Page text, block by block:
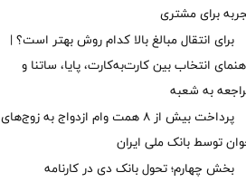
برای مشتری
برای انتقال مبالغ بالا کدام روش بهتر است؟ |
انتخاب بین کارت‌به‌کارت، پایا، ساتنا و
به شعبه
پرداخت بیش از ۸ همت وام ازدواج به زوج‌های
توسط بانک ملی ایران
بخش چهارم؛ تحول بانک دی در کارنامه